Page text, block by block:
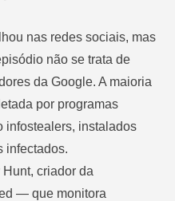
nas redes sociais, mas
não se trata de
da Google. A maioria
por programas
infostealers, instalados
infectados.
criador da
— que monitora